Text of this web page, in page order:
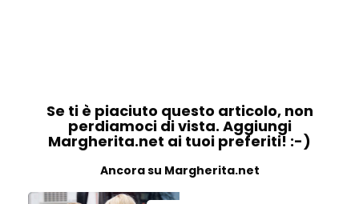
Se ti è piaciuto questo articolo, non
perdiamoci di vista. Aggiungi
Margherita.net ai tuoi preferiti! :-)
Ancora su Margherita.net